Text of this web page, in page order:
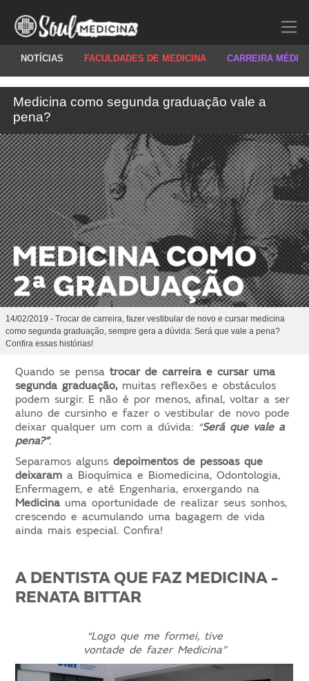
NOTÍCIAS FACULDADES DE MEDICINA CARREIRA
Medicina como segunda graduação vale a
pena?
14/02/2019 - Trocar de carreira, fazer vestibular de novo e cursar medicina
como segunda graduação, sempre gera a dúvida: Será que vale a pena?
Confira essas histórias!
Quando se pensa trocar de carreira e cursar uma
segunda graduação,muitas reflexões e obstáculos
podem surgir. E não é por menos, afinal, voltar a ser
aluno de cursinho e fazer o vestibular de novo pode
deixar qualquer um com a dúvida: “Será que vale a
pena?”.
Separamos algunsdepoimentos de pessoas que
deixarama Bioquímica e Biomedicina, Odontologia,
Enfermagem, e até Engenharia, enxergando na
Medicina uma oportunidade de realizar seus sonhos,
crescendo e acumulando uma bagagem de vida
ainda mais especial. Confira!
A DENTISTA QUE FAZ MEDICINA -
RENATA BITTAR
“Logo que me formei, tive
vontade de fazer Medicina”